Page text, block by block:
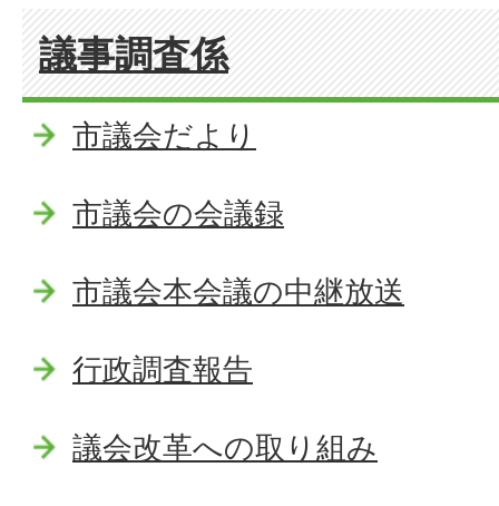
議事調査係
市議会だより
市議会の会議録
市議会本会議の中継放送
行政調査報告
議会改革への取り組み